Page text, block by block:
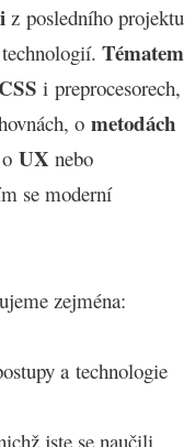
z posledního projektu
Tématem
CSS i preprocesorech,
o metodách
UX nebo
se moderní
zejména:
a technologie
jste se naučili